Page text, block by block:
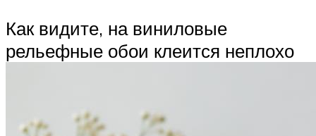
Как видите, на виниловые
рельефные обои клеится неплохо